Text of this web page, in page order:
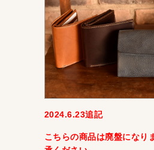
2024.6.23追記
こちらの商品は廃盤になり